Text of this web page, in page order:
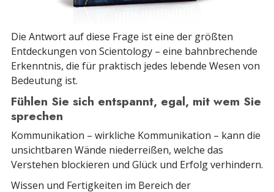
Die Antwort auf diese Frage ist eine der größten
Entdeckungen von Scientology – eine bahnbrechende
Erkenntnis, die für praktisch jedes lebende Wesen von
Bedeutung ist.
Fühlen Sie sich entspannt, egal, mit wem Sie
sprechen
Kommunikation – wirkliche Kommunikation – kann die
unsichtbaren Wände niederreißen, welche das
Verstehen blockieren und Glück und Erfolg verhindern.
Wissen und Fertigkeiten im Bereich der